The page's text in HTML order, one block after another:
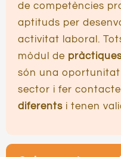
de competències
aptituds per
activitat laboral.
mòdul de
són una oportunitat
sector i fer
diferents i tenen